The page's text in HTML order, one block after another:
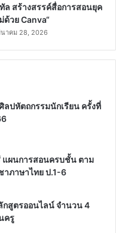
ล สร้างสรรค์สื่อการสอนยุค
ด้วย Canva“
าคม 28, 2026
ปหัตถกรรมนักเรียน ครั้งที่
ผนการสอนครบชั้น ตาม
าภาษาไทย ป.1-6
กสูตรออนไลน์ จำนวน 4
ครู